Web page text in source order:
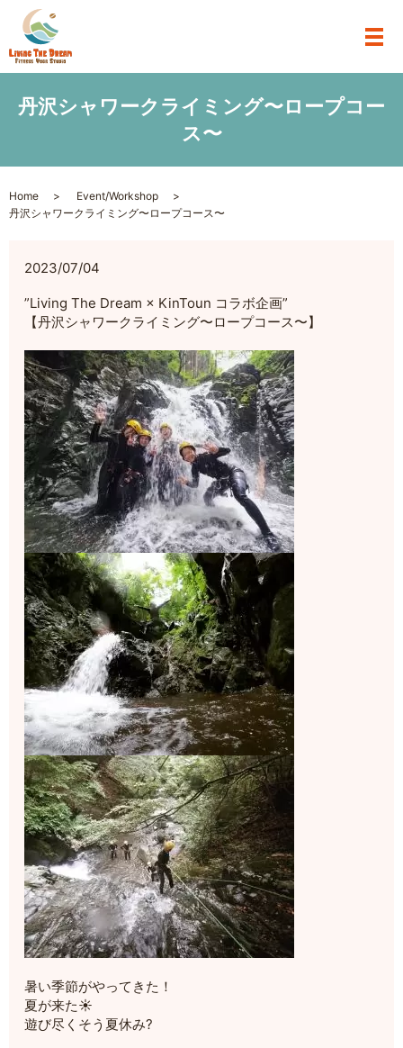
丹沢シャワークライミング〜ロープコー
ス〜
Home
Event/Workshop
丹沢シャワークライミング〜ロープコース〜
2023/07/04
”Living The Dream × KinToun コラボ企画”
【丹沢シャワークライミング〜ロープコース〜】
暑い季節がやってきた！
夏が来た☀️
遊び尽くそう夏休み?